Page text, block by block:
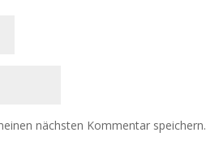
nächsten Kommentar speichern.